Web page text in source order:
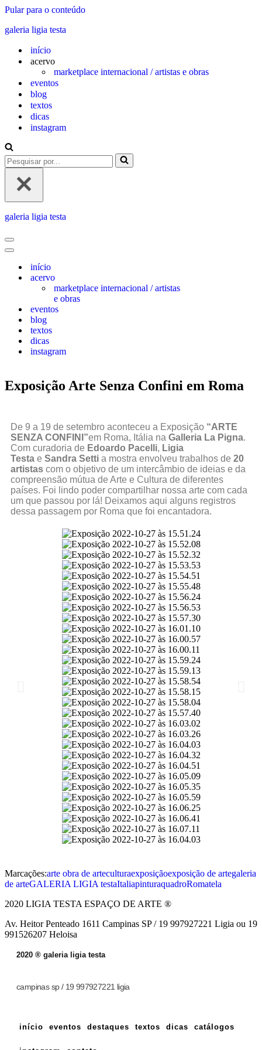
Pular para o conteúdo
galeria ligia testa
início
acervo
marketplace internacional / artistas e obras
eventos
blog
textos
dicas
instagram
galeria ligia testa
início
acervo
marketplace internacional / artistas
e obras
eventos
blog
textos
dicas
instagram
Exposição Arte Senza Confini em Roma
De 9 a 19 de setembro aconteceu a Exposição “ARTE
SENZA CONFINI”em Roma, Itália na Galleria La Pigna.
Com curadoria de Edoardo Pacelli, Ligia
Testa e Sandra Setti a mostra envolveu trabalhos de 20
artistas com o objetivo de um intercâmbio de ideias e da
compreensão mútua de Arte e Cultura de diferentes
países. Foi lindo poder compartilhar nossa arte com cada
um que passou por lá! Deixamos aqui alguns registros
dessa passagem por Roma que foi encantadora.
Marcações:arte obra de arteculturaexposiçãoexposição de artegaleria
de arteGALERIA LIGIA testaItaliapinturaquadroRomatela
2020 LIGIA TESTA ESPAÇO DE ARTE ®
Av. Heitor Penteado 1611 Campinas SP / 19 997927221 Ligia ou 19
991526207 Heloisa
2020 ® galeria ligia testa
campinas sp / 19 997927221 ligia
início eventos destaques textos dicas catálogos